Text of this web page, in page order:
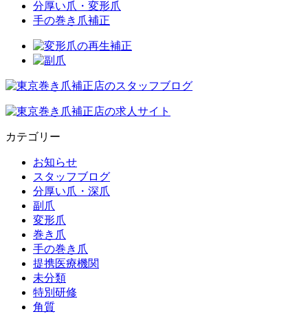
分厚い爪・変形爪
手の巻き爪補正
カテゴリー
お知らせ
スタッフブログ
分厚い爪・深爪
副爪
変形爪
巻き爪
手の巻き爪
提携医療機関
未分類
特別研修
角質